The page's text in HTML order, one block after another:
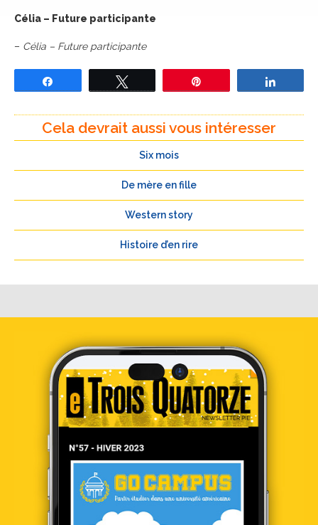
Célia – Future participante
– Célia – Future participante
Cela devrait aussi vous intéresser
Six mois
De mère en fille
Western story
Histoire d’en rire